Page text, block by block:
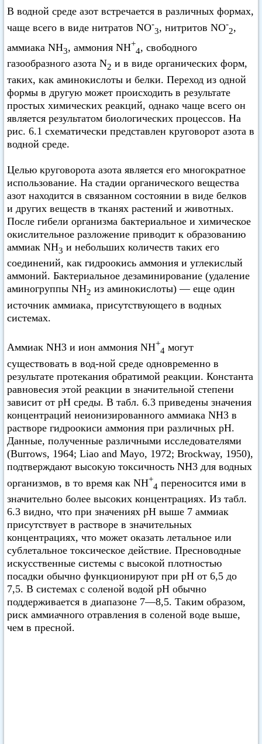
В водной среде азот встречается в различных формах,
чаще всего в виде нитратов NO-
3, нитритов NO-
2,
аммиака NH3, аммония NH+
4, свободного
газообразного азота N2 и в виде органических форм,
таких, как аминокислоты и белки. Переход из одной
формы в другую может происходить в результате
простых химических реакций, однако чаще всего он
является результатом биологических процессов. На
рис. 6.1 схематически представлен круговорот азота в
водной среде.
Целью круговорота азота является его многократное
использование. На стадии органического вещества
азот находится в связанном состоянии в виде белков
и других веществ в тканях растений и животных.
После гибели организма бактериальное и химическое
окислительное разложение приводит к образованию
аммиак NH3 и небольших количеств таких его
соединений, как гидроокись аммония и углекислый
аммоний. Бактериальное дезаминирование (удаление
аминогруппы NH2 из аминокислоты) — еще один
источник аммиака, присутствующего в водных
системах.
Аммиак NH3 и ион аммония NH+
4 могут
существовать в вод-ной среде одновременно в
результате протекания обратимой реакции. Константа
равновесия этой реакции в значительной степени
зависит от pH среды. В табл. 6.3 приведены значения
концентраций неионизированного аммиака NH3 в
растворе гидроокиси аммония при различных pH.
Данные, полученные различными исследователями
(Burrows, 1964; Liao and Mayo, 1972; Brockway, 1950),
подтверждают высокую токсичность NH3 для водных
организмов, в то время как NH+
4 переносится ими в
значительно более высоких концентрациях. Из табл.
6.3 видно, что при значениях pH выше 7 аммиак
присутствует в растворе в значительных
концентрациях, что может оказать летальное или
сублетальное токсическое действие. Пресноводные
искусственные системы с высокой плотностью
посадки обычно функционируют при pH от 6,5 до
7,5. В системах с соленой водой pH обычно
поддерживается в диапазоне 7—8,5. Таким образом,
риск аммиачного отравления в соленой воде выше,
чем в пресной.